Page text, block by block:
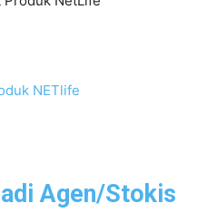
NETlife
Agen/Stokis